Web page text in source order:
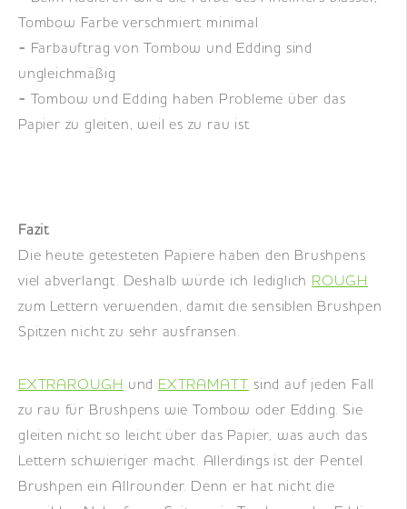
Tombow Farbe verschmiert minimal
- Farbauftrag von Tombow und Edding sind
ungleichmäßig
-
Tombow und Edding haben Probleme über das
Papier zu gleiten, weil es zu rau ist
Fazit
Die heute getesteten Papiere haben den Brushpens
viel abverlangt. Deshalb würde ich lediglich ROUGH
zum Lettern verwenden, damit die sensiblen Brushpen
Spitzen nicht zu sehr ausfransen.
EXTRAROUGH und EXTRAMATT
sind auf jeden Fall
zu rau für Brushpens wie Tombow oder Edding. Sie
gleiten nicht so leicht über das Papier, was auch das
Lettern schwieriger macht. Allerdings ist der Pentel
Brushpen ein Allrounder. Denn er hat nicht die